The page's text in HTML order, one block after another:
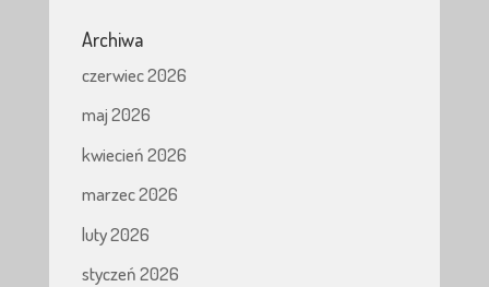
Archiwa
czerwiec 2026
maj 2026
kwiecień 2026
marzec 2026
luty 2026
styczeń 2026